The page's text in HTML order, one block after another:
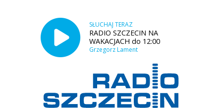
SŁUCHAJ TERAZ
RADIO SZCZECIN NA
WAKACJACH do 12:00
Grzegorz Lament